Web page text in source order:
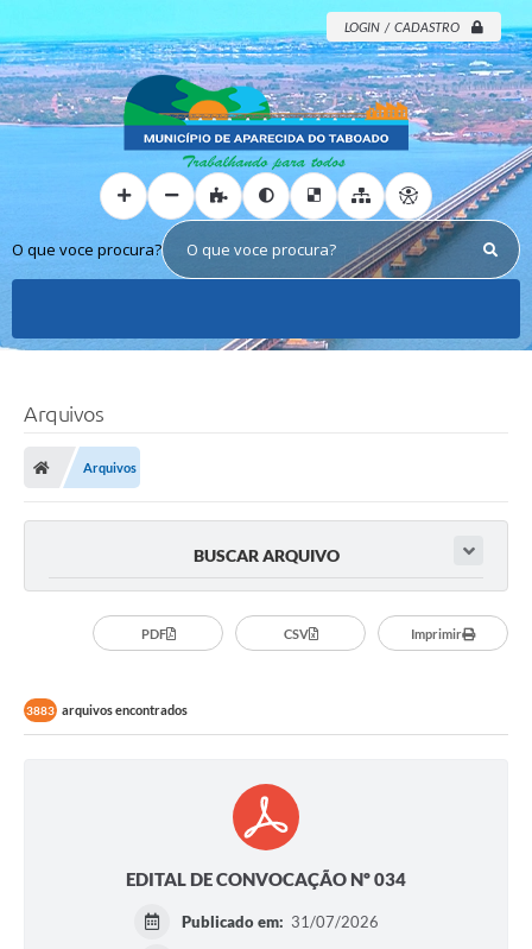
LOGIN / CADASTRO
O que voce procura?
Arquivos
Arquivos
BUSCAR ARQUIVO
PDF CSV Imprimir
3883 arquivos encontrados
EDITAL DE CONVOCAÇÃO Nº 034
Publicado em: 31/07/2026